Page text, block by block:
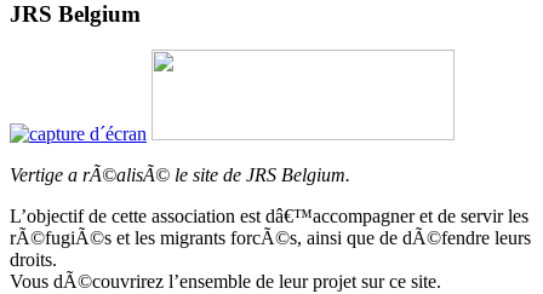
JRS Belgium
Vertige a rÃ©alisÃ© le site de JRS Belgium.
L’objectif de cette association est dâ€™accompagner et de servir les
rÃ©fugiÃ©s et les migrants forcÃ©s, ainsi que de dÃ©fendre leurs
droits.
Vous dÃ©couvrirez l’ensemble de leur projet sur ce site.